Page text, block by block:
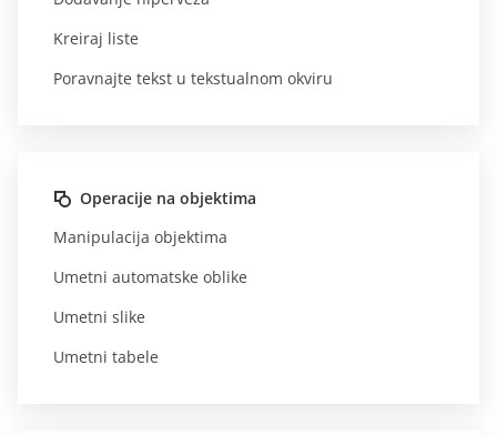
Kreiraj liste
Poravnajte tekst u tekstualnom okviru
Operacije na objektima
Manipulacija objektima
Umetni automatske oblike
Umetni slike
Umetni tabele